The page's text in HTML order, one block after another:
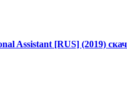
Assistant [RUS] (2019)